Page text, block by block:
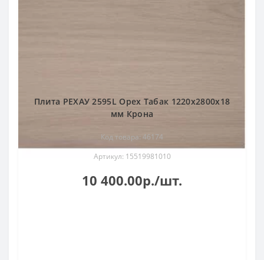
Плита РЕХАУ 2595L Орех Табак 1220x2800x18
мм Крона
Код товара: 46174
Артикул: 15519981010
10 400.00р./шт.